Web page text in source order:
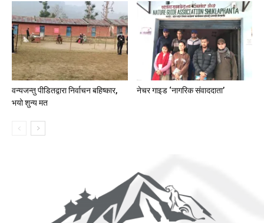
वन्यजन्तु पीडितद्वारा निर्वाचन बहिष्कार,
भयो शुन्य मत
नेचर गाइड ‘नागरिक संवाददाता’